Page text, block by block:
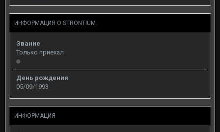
ИНФОРМАЦИЯ О STRONTIUM
Звание
Только приехал
День рождения
05/09/1993
ИНФОРМАЦИЯ